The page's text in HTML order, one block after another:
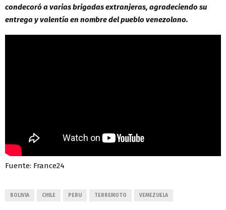
condecoró a varias brigadas extranjeras, agradeciendo su
entrega y valentía en nombre del pueblo venezolano.
Fuente: France24
BOLIVIA CHILE PERU TERREMOTO VEMEZUELA